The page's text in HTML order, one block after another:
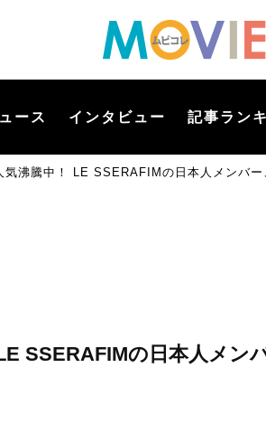
ース インタビュー 記事ラン
気沸騰中！ LE SSERAFIMの日本人メンバー
SSERAFIMの日本人メン